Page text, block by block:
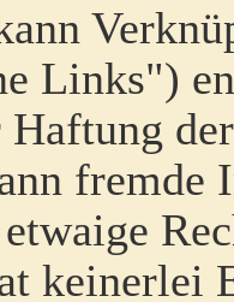
Links")
Haftung
fremde
keinerlei